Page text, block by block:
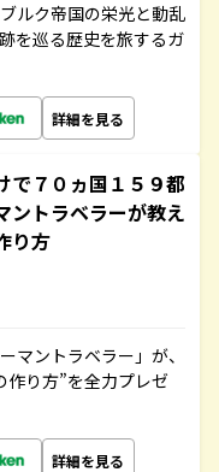
ルク帝国の栄光と動乱
を巡る歴史を旅するガ
詳細を見る
７０ヵ国１５９都
ントラベラーが教え
り方
マントラベラー」が、
作り方”を全力プレゼ
詳細を見る